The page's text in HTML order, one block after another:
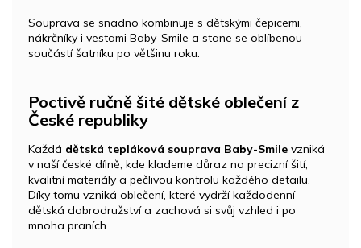
Souprava se snadno kombinuje s dětskými čepicemi,
nákrčníky i vestami Baby-Smile a stane se oblíbenou
součástí šatníku po většinu roku.
Poctivě ručně šité dětské oblečení z
České republiky
Každá dětská tepláková souprava Baby-Smile vzniká
v naší české dílně, kde klademe důraz na precizní šití,
kvalitní materiály a pečlivou kontrolu každého detailu.
Díky tomu vzniká oblečení, které vydrží každodenní
dětská dobrodružství a zachová si svůj vzhled i po
mnoha praních.